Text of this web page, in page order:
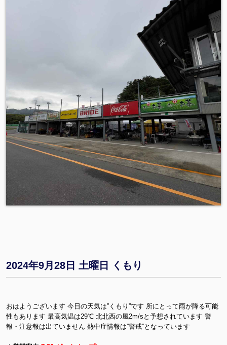
2024年9月28日 土曜日 くもり
おはようございます 今日の天気は”くもり”です 所にとって雨が降る可能
性もあります 最高気温は29℃ 北北西の風2m/sと予想されています 警
報・注意報は出ていません 熱中症情報は”警戒”となっています